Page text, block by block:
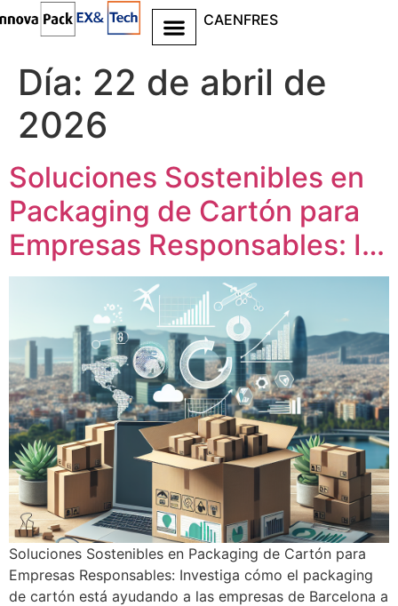
CAENFRES
contenido
Día: 22 de abril de
2026
Soluciones Sostenibles en
Packaging de Cartón para
Empresas Responsables: I…
Soluciones Sostenibles en Packaging de Cartón para
Empresas Responsables: Investiga cómo el packaging
de cartón está ayudando a las empresas de Barcelona a